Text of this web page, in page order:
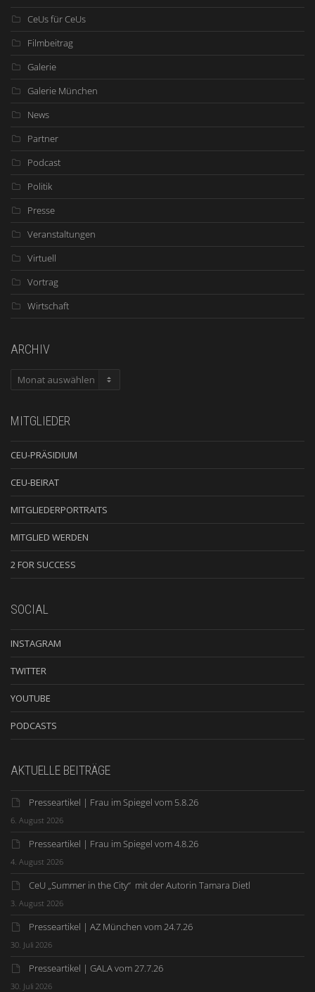
CeUs für CeUs
Filmbeitrag
Galerie
Galerie München
News
Partner
Podcast
Politik
Presse
Veranstaltungen
Virtuell
Vortrag
Wirtschaft
ARCHIV
ARCHIV
MITGLIEDER
CEU-PRÄSIDIUM
CEU-BEIRAT
MITGLIEDERPORTRAITS
MITGLIED WERDEN
2 FOR SUCCESS
SOCIAL
INSTAGRAM
TWITTER
YOUTUBE
PODCASTS
AKTUELLE BEITRÄGE
Presseartikel | Frau im Spiegel vom 5.8.26
6. August 2026
Presseartikel | Frau im Spiegel vom 4.8.26
4. August 2026
CeU „Summer in the City“ mit der Autorin Tamara Dietl
3. August 2026
Presseartikel | AZ München vom 24.7.26
30. Juli 2026
Presseartikel | GALA vom 27.7.26
30. Juli 2026